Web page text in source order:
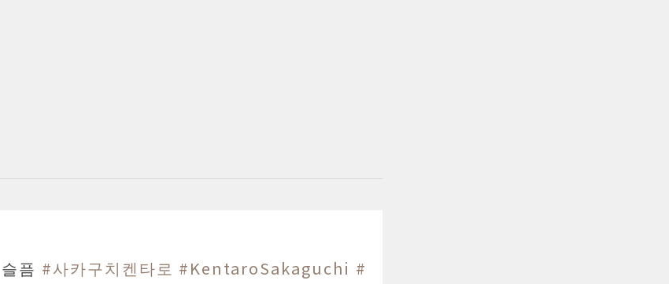
픔 #사카구치켄타로 #KentaroSakaguchi #